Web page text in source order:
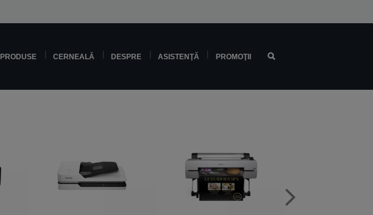
PRODUSE CERNEALĂ DESPRE ASISTENŢĂ PROMOŢII